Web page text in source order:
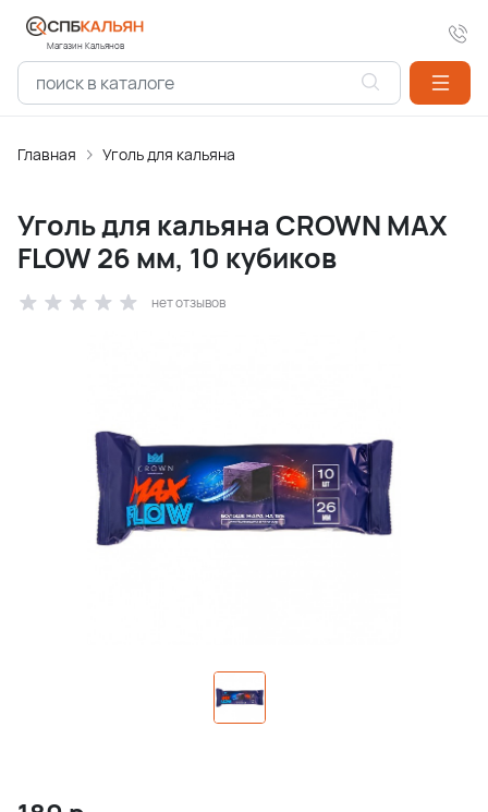
Магазин Кальянов
Главная Уголь для кальяна
Уголь для кальяна CROWN MAX
FLOW 26 мм, 10 кубиков
нет отзывов